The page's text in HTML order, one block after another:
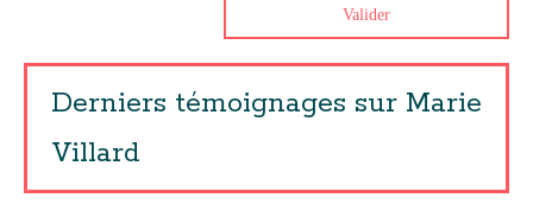
Valider
Derniers témoignages sur Marie
Villard